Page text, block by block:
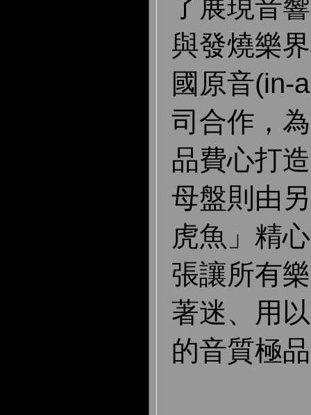
了展現音
與發燒樂
國原音(in-
司合作，
品費心打
母盤則由
虎魚」精
張讓所有
著迷、用
的音質極